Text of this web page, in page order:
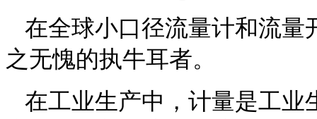
在全球小口径流量计和流量
之无愧的执牛耳者。
在工业生产中，计量是工业